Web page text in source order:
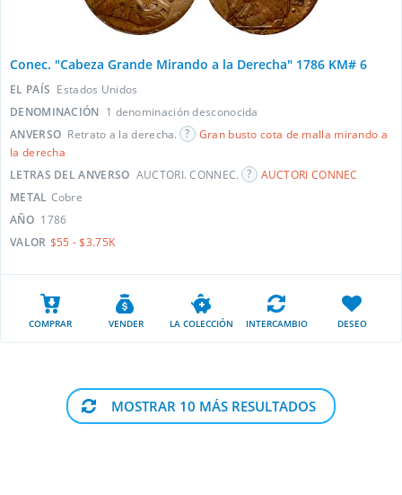
Conec. "Cabeza Grande Mirando a la Derecha" 1786 KM# 6
EL PAÍS Estados Unidos
DENOMINACIÓN 1 denominación desconocida
ANVERSO Retrato a la derecha.
Gran busto cota de malla mirando a
la derecha
LETRAS DEL ANVERSO AUCTORI. CONNEC.
AUCTORI CONNEC
METAL Cobre
AÑO 1786
VALOR $55 - $3.75K
COMPRAR VENDER LA COLECCIÓN INTERCAMBIO DESEO
MOSTRAR 10 MÁS RESULTADOS